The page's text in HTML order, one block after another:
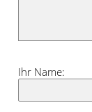
Ihr Name: